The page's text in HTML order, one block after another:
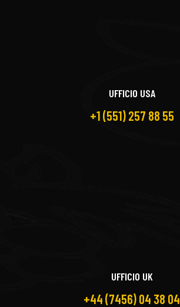
UFFICIO USA
+1 (551) 257 88 55
UFFICIO UK
+44 (7456) 04 38 04